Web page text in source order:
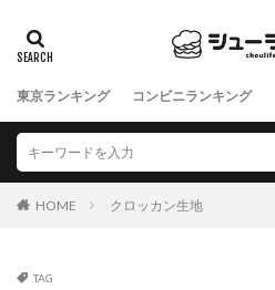
東京ランキング コンビニランキング
HOME クロッカン生地
TAG